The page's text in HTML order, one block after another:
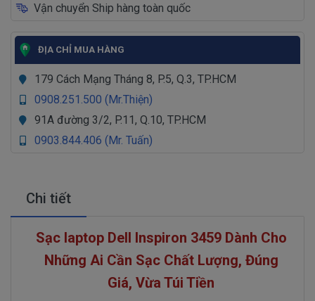
Vận chuyển Ship hàng toàn quốc
ĐỊA CHỈ MUA HÀNG
179 Cách Mạng Tháng 8, P.5, Q.3, TP.HCM
0908.251.500 (Mr.Thiện)
91A đường 3/2, P.11, Q.10, TP.HCM
0903.844.406 (Mr. Tuấn)
Chi tiết
Sạc laptop Dell Inspiron 3459 Dành Cho
Những Ai Cần Sạc Chất Lượng, Đúng
Giá, Vừa Túi Tiền